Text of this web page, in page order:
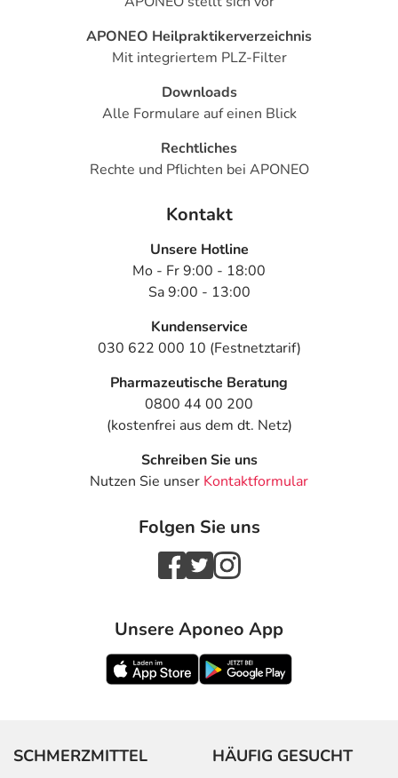
APONEO Heilpraktikerverzeichnis
Mit integriertem PLZ-Filter
Downloads
Alle Formulare auf einen Blick
Rechtliches
Rechte und Pflichten bei APONEO
Kontakt
Unsere Hotline
Mo - Fr 9:00 - 18:00
Sa 9:00 - 13:00
Kundenservice
030 622 000 10 (Festnetztarif)
Pharmazeutische Beratung
0800 44 00 200
(kostenfrei aus dem dt. Netz)
Schreiben Sie uns
Nutzen Sie unser Kontaktformular
Folgen Sie uns
Unsere Aponeo App
SCHMERZMITTEL HÄUFIG GESUCHT